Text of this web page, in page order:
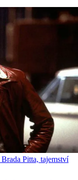
Pitta, tajemství